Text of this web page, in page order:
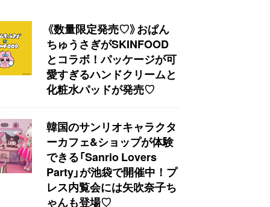
《数量限定発売♡》おぱん
ちゅうさぎがSKINFOOD
とコラボ！パッケージが可
愛すぎるハンドクリームと
化粧水パッドが発売♡
韓国のサンリオキャラクタ
ーカフェ&ショップが体験
できる「Sanrio Lovers
Party」が池袋で開催中！プ
レス内覧会には矢吹奈子ち
ゃんも登場♡